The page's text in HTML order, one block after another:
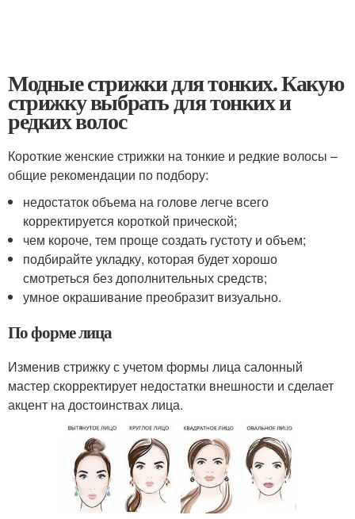
Модные стрижки для тонких. Какую
стрижку выбрать для тонких и
редких волос
Короткие женские стрижки на тонкие и редкие волосы –
общие рекомендации по подбору:
недостаток объема на голове легче всего
корректируется короткой прической;
чем короче, тем проще создать густоту и объем;
подбирайте укладку, которая будет хорошо
смотреться без дополнительных средств;
умное окрашивание преобразит визуально.
По форме лица
Изменив стрижку с учетом формы лица салонный
мастер скорректирует недостатки внешности и сделает
акцент на достоинствах лица.